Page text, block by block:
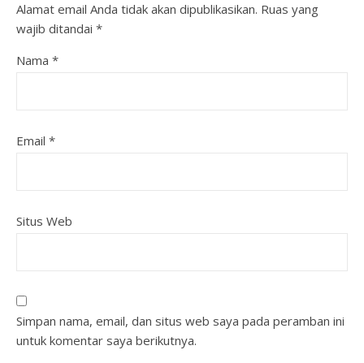
Alamat email Anda tidak akan dipublikasikan. Ruas yang
wajib ditandai *
Nama *
Email *
Situs Web
Simpan nama, email, dan situs web saya pada peramban ini
untuk komentar saya berikutnya.